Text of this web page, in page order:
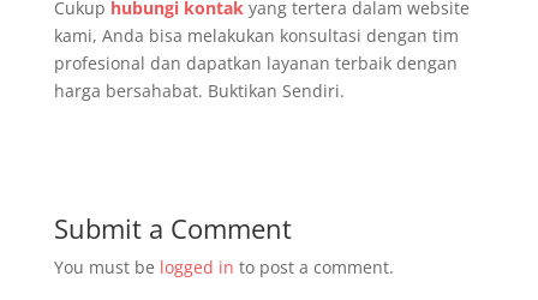
Cukup hubungi kontakyang tertera dalam website
kami, Anda bisa melakukan konsultasi dengan tim
profesional dan dapatkan layanan terbaik dengan
harga bersahabat. Buktikan Sendiri.
Submit a Comment
You must be logged in to post a comment.